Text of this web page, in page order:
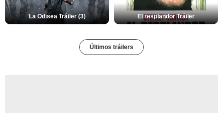
La Odisea Tráiler (3) El resplandor Tráiler
Últimos tráilers